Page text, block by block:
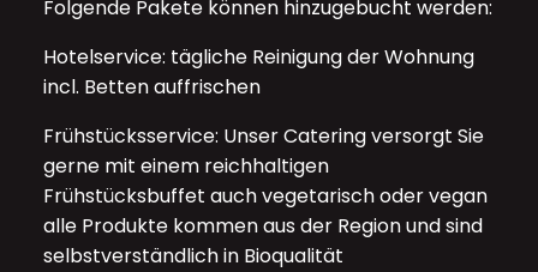
Folgende Pakete können hinzugebucht werden:
Hotelservice: tägliche Reinigung der Wohnung
incl. Betten auffrischen
Frühstücksservice: Unser Catering versorgt Sie
gerne mit einem reichhaltigen
Frühstücksbuffet auch vegetarisch oder vegan
alle Produkte kommen aus der Region und sind
selbstverständlich in Bioqualität